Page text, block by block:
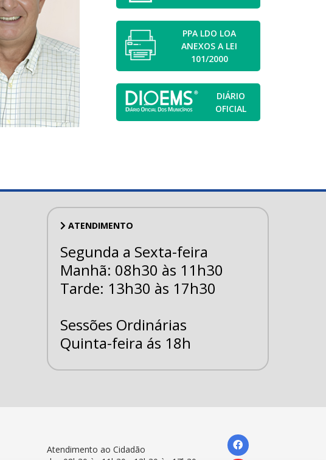
PPA LDO LOA
ANEXOS A LEI
101/2000
DIÁRIO
OFICIAL
ATENDIMENTO
Segunda a Sexta-feira
Manhã: 08h30 às 11h30
Tarde: 13h30 às 17h30
Sessões Ordinárias
Quinta-feira ás 18h
Atendimento ao Cidadão